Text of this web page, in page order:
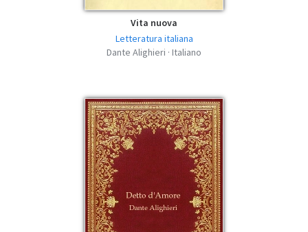
Vita nuova
Letteratura italiana
Dante Alighieri · Italiano